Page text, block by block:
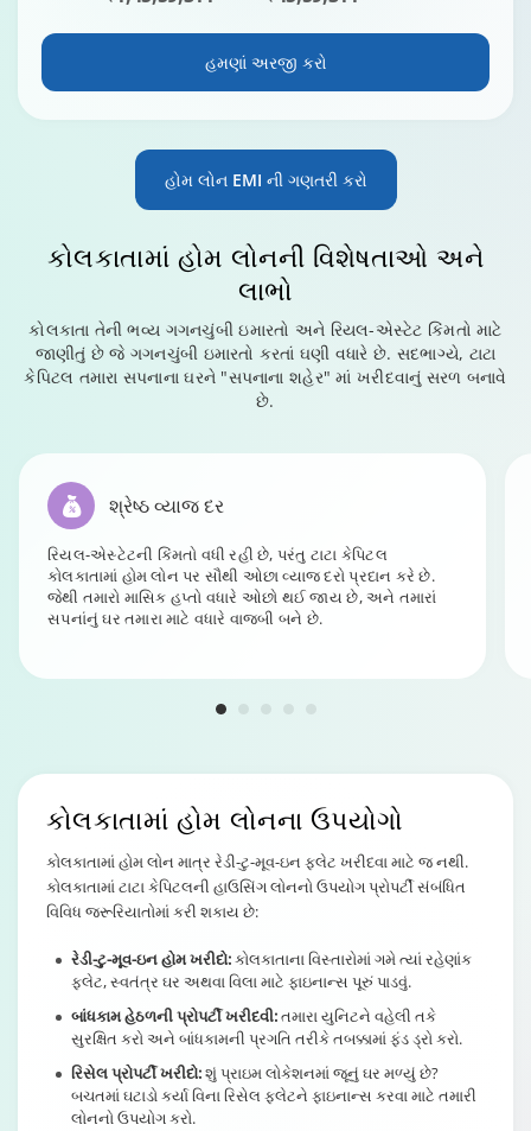
હમણાં અરજી કરો
હોમ લોન EMI ની ગણતરી કરો
કોલકાતામાં હોમ લોનની વિશેષતાઓ અને
લાભો
કોલકાતા તેની ભવ્ય ગગનચુંબી ઇમારતો અને રિયલ-એસ્ટેટ કિંમતો માટે
જાણીતું છે જે ગગનચુંબી ઇમારતો કરતાં ઘણી વધારે છે. સદભાગ્યે, ટાટા
કેપિટલ તમારા સપનાના ઘરને "સપનાના શહેર" માં ખરીદવાનું સરળ બનાવે
છે.
શ્રેષ્ઠ વ્યાજ દર
રિયલ-એસ્ટેટની કિંમતો વધી રહી છે, પરંતુ ટાટા કેપિટલ
કોલકાતામાં હોમ લોન પર સૌથી ઓછા વ્યાજ દરો પ્રદાન કરે છે.
જેથી તમારો માસિક હપ્તો વધારે ઓછો થઈ જાય છે, અને તમારાં
સપનાંનું ઘર તમારા માટે વધારે વાજબી બને છે.
કોલકાતામાં હોમ લોનના ઉપયોગો
કોલકાતામાં હોમ લોન માત્ર રેડી-ટુ-મૂવ-ઇન ફ્લેટ ખરીદવા માટે જ નથી.
કોલકાતામાં ટાટા કેપિટલની હાઉસિંગ લોનનો ઉપયોગ પ્રોપર્ટી સંબંધિત
વિવિધ જરૂરિયાતોમાં કરી શકાય છે:
રેડી-ટુ-મૂવ-ઇન હોમ ખરીદો:કોલકાતાના વિસ્તારોમાં ગમે ત્યાં રહેણાંક
ફ્લેટ, સ્વતંત્ર ઘર અથવા વિલા માટે ફાઇનાન્સ પૂરું પાડવું.
બાંધકામ હેઠળની પ્રોપર્ટી ખરીદવી:તમારા યુનિટને વહેલી તકે
સુરક્ષિત કરો અને બાંધકામની પ્રગતિ તરીકે તબક્કામાં ફંડ ડ્રો કરો.
રિસેલ પ્રોપર્ટી ખરીદો:શું પ્રાઇમ લોકેશનમાં જૂનું ઘર મળ્યું છે?
બચતમાં ઘટાડો કર્યા વિના રિસેલ ફ્લેટને ફાઇનાન્સ કરવા માટે તમારી
લોનનો ઉપયોગ કરો.